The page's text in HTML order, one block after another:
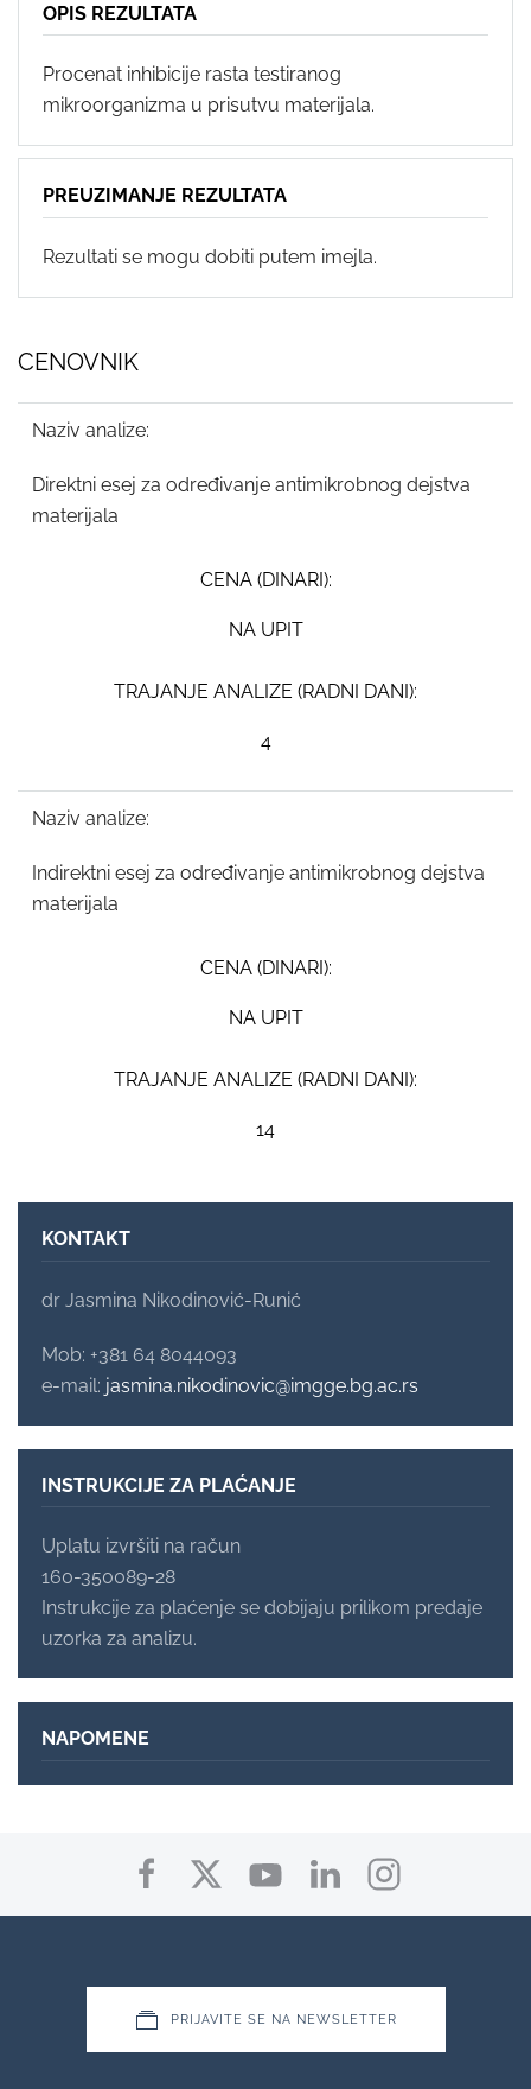
OPIS REZULTATA
Procenat inhibicije rasta testiranog
mikroorganizma u prisutvu materijala.
PREUZIMANJE REZULTATA
Rezultati se mogu dobiti putem imejla.
CENOVNIK
Naziv analize:
Direktni esej za određivanje antimikrobnog dejstva
materijala
CENA (DINARI):
NA UPIT
TRAJANJE ANALIZE (RADNI DANI):
4
Naziv analize:
Indirektni esej za određivanje antimikrobnog dejstva
materijala
CENA (DINARI):
NA UPIT
TRAJANJE ANALIZE (RADNI DANI):
14
KONTAKT
dr Jasmina Nikodinović-Runić
Mob: +381 64 8044093
e-mail: jasmina.nikodinovic@imgge.bg.ac.rs
INSTRUKCIJE ZA PLAĆANJE
Uplatu izvršiti na račun
160-350089-28
Instrukcije za plaćenje se dobijaju prilikom predaje
uzorka za analizu.
NAPOMENE
PRIJAVITE SE NA NEWSLETTER